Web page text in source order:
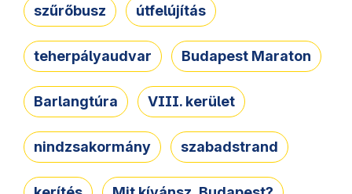
szűrőbusz útfelújítás
teherpályaudvar Budapest Maraton
Barlangtúra VIII. kerület
nindzsakormány szabadstrand